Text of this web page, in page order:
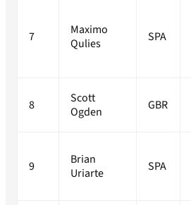
7
Maximo
Qulies
SPA
8
Scott
Ogden
GBR
9
Brian
Uriarte
SPA